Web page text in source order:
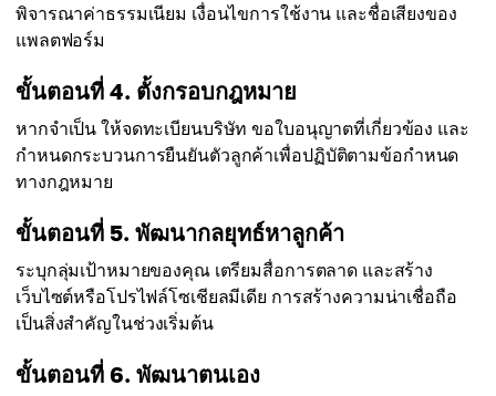
พิจารณาค่าธรรมเนียม เงื่อนไขการใช้งาน และชื่อเสียงของ
แพลตฟอร์ม
ขั้นตอนที่ 4. ตั้งกรอบกฎหมาย
หากจำเป็น ให้จดทะเบียนบริษัท ขอใบอนุญาตที่เกี่ยวข้อง และ
กำหนดกระบวนการยืนยันตัวลูกค้าเพื่อปฏิบัติตามข้อกำหนด
ทางกฎหมาย
ขั้นตอนที่ 5. พัฒนากลยุทธ์หาลูกค้า
ระบุกลุ่มเป้าหมายของคุณ เตรียมสื่อการตลาด และสร้าง
เว็บไซต์หรือโปรไฟล์โซเชียลมีเดีย การสร้างความน่าเชื่อถือ
เป็นสิ่งสำคัญในช่วงเริ่มต้น
ขั้นตอนที่ 6. พัฒนาตนเอง